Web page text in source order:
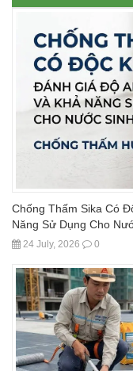
Chống Thấm Sika Có
Năng Sử Dụng Cho
24 July, 2026 0